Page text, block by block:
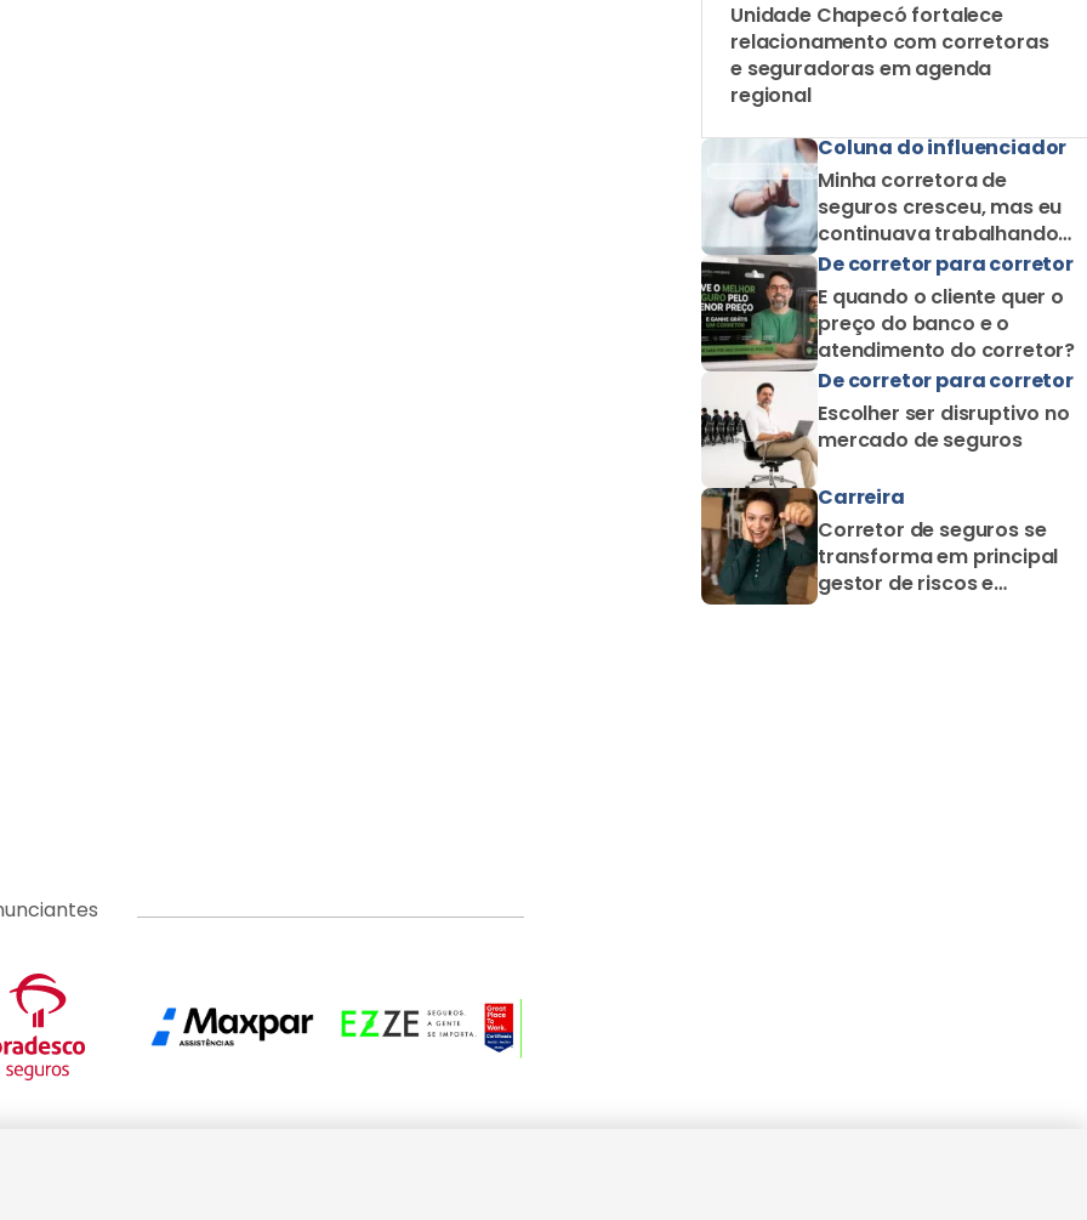
Unidade Chapecó fortalece
relacionamento com corretoras
e seguradoras em agenda
regional
Coluna do influenciador
Minha corretora de
seguros cresceu, mas eu
continuava trabalhando
como corretor solo
De corretor para corretor
E quando o cliente quer o
preço do banco e o
atendimento do corretor?
De corretor para corretor
Escolher ser disruptivo no
mercado de seguros
Carreira
Corretor de seguros se
transforma em principal
gestor de riscos e